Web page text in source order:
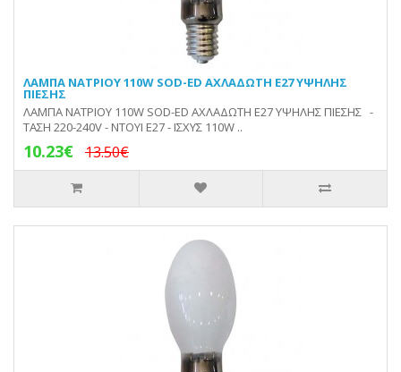
ΛΑΜΠΑ ΝΑΤΡΙΟΥ 110W SOD-ED ΑΧΛΑΔΩΤΗ E27 ΥΨΗΛΗΣ
ΠΙΕΣΗΣ
ΛΑΜΠΑ ΝΑΤΡΙΟΥ 110W SOD-ED ΑΧΛΑΔΩΤΗ E27 ΥΨΗΛΗΣ ΠΙΕΣΗΣ -
ΤΑΣΗ 220-240V - ΝΤΟΥΙ Ε27 - ΙΣΧΥΣ 110W ..
10.23€ 13.50€